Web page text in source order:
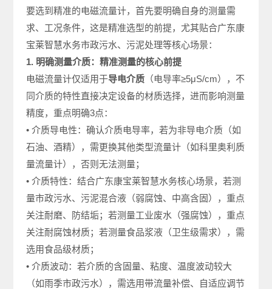
要选到精准的电磁流量计，首先要明确自身的测量需
求、工况条件，这是精准选型的前提，尤其贴合广东康
宝莱智慧水务市政污水、污泥处理等核心场景：
1. 明确测量介质：精准测量的核心前提
电磁流量计仅适用于导电介质（电导率≥5μS/cm），不
同介质的特性直接决定设备的材质选择，进而影响测量
精度，重点明确3点：
• 介质导电性：确认介质电导率，若为非导电介质（如
石油、酒精），需更换其他类型流量计（如科里奥利质
量流量计），否则无法测量；
• 介质特性：结合广东康宝莱智慧水务核心场景，若测
量市政污水、污泥混合液（弱腐蚀、中高含固），重点
关注耐磨、防结垢；若测量工业废水（强腐蚀），重点
关注耐腐蚀材质；若测量食品浆液（卫生级需求），需
选用食品级材质；
• 介质波动：若介质的含固量、粘度、温度波动较大
（如雨季市政污水），需选用带流量补偿、自适应调节